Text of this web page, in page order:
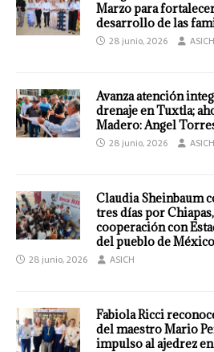
Marzo para
desarrollo de las
28 junio, 2026 ASICH
Avanza atención
drenaje en Tuxtla;
Madero: Angel
28 junio, 2026 ASICH
Claudia Sheinbaum
tres días por
cooperación con
del pueblo de México
28 junio, 2026 ASICH
Fabiola Ricci
del maestro Mario
impulso al ajedrez